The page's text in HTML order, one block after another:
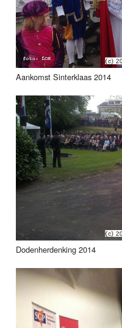
Aankomst Sinterklaas 2014
Dodenherdenking 2014